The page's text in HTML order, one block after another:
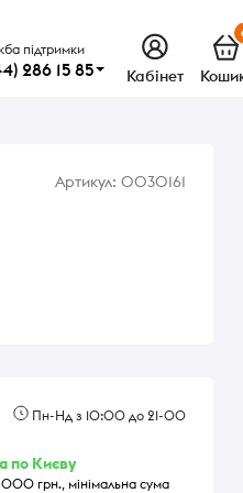
підтримки
286 15 85 Кабінет
Артикул: 0030161
Пн-Нд з 10:00 до 21-00
по Києву
грн., мінімальна сума